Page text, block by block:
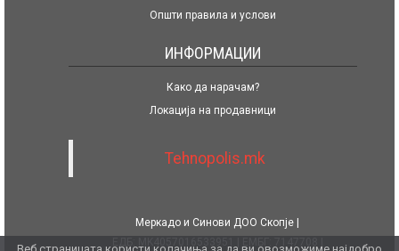
Општи правила и услови
ИНФОРМАЦИИ
Како да нарачам?
Локација на продавници
Tehnopolis.mk
Меркадо и Синови ДОО Скопје